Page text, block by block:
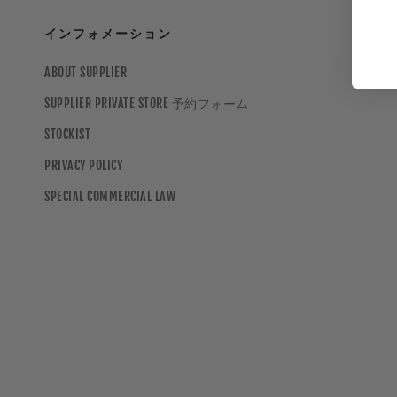
インフォメーション
ABOUT SUPPLIER
SUPPLIER PRIVATE STORE 予約フォーム
STOCKIST
PRIVACY POLICY
SPECIAL COMMERCIAL LAW